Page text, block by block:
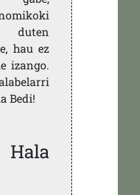
duten
hau ez
izango.
Bedi!
Hala